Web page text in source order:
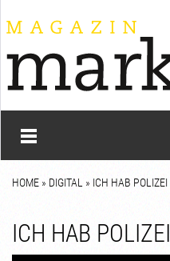
HOME » DIGITAL » ICH HAB POLIZEI
ICH HAB POLIZEI